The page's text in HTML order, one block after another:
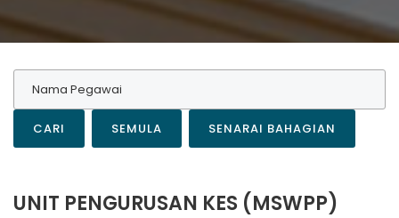
CARI SEMULA SENARAI BAHAGIAN
UNIT PENGURUSAN KES (MSWPP)